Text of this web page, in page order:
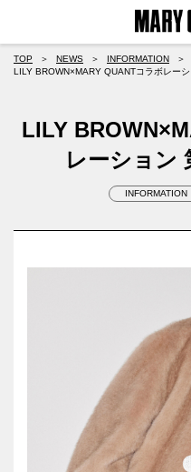
TOP ＞ NEWS ＞ INFORMATION
＞
LILY BROWN×MARY QUANTコラボレー
LILY
レーション
INFORMATION